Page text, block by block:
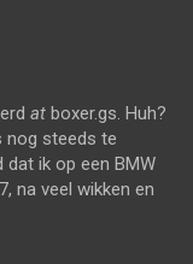
at boxer.gs. Huh?
nog steeds te
ik op een BMW
na veel wikken en